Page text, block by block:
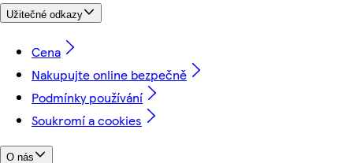
Užitečné odkazy
Cena
Nakupujte online bezpečně
Podmínky používání
Soukromí a cookies
O nás